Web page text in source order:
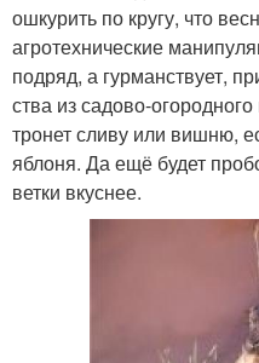
ошкурить по кругу, что
агротехнические
подряд, а гурманствует,
ства из
тронет сливу или вишню,
яблоня. Да ещё будет
ветки вкуснее.